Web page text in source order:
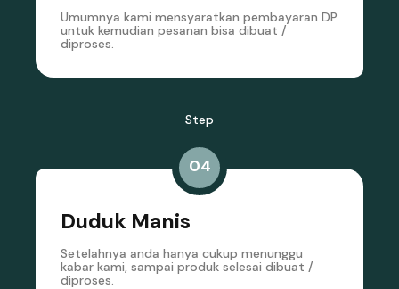
Umumnya kami mensyaratkan pembayaran DP
untuk kemudian pesanan bisa dibuat /
diproses.
Step
04
Duduk Manis
Setelahnya anda hanya cukup menunggu
kabar kami, sampai produk selesai dibuat /
diproses.